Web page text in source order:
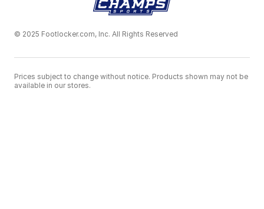
© 2025 Footlocker.com, Inc. All Rights Reserved
Prices subject to change without notice. Products shown may not be
available in our stores.